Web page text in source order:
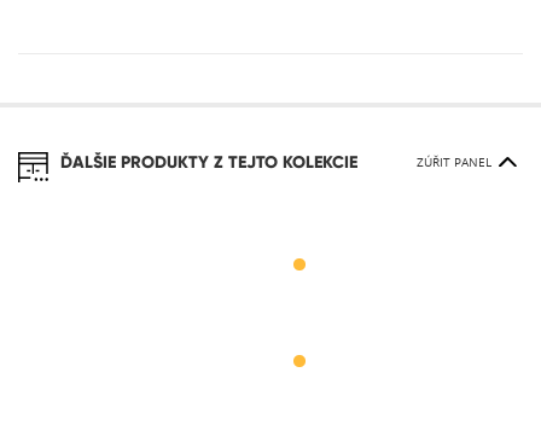
ĎALŠIE PRODUKTY Z TEJTO KOLEKCIE ZÚŘIT PANEL